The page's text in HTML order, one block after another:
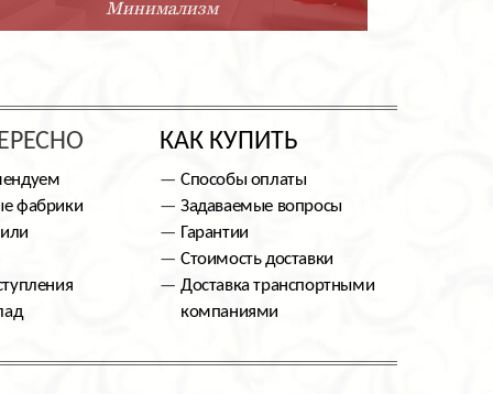
Минимализм
фабрики
КАК КУПИТЬ
Способы оплаты
Задаваемые вопросы
Гарантии
Стоимость доставки
Доставка транспортными
компаниями